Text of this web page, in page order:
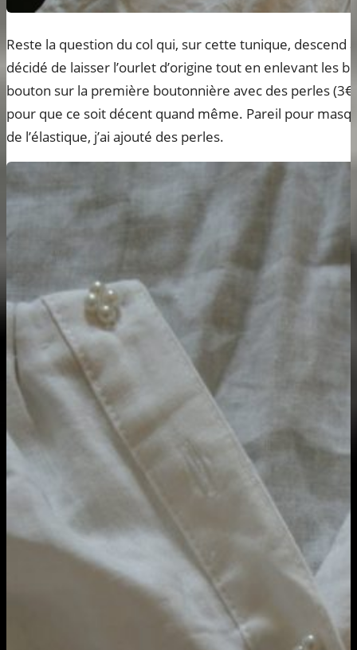
Reste la question du col qui, sur cette tunique, descend
décidé de laisser l’ourlet d’origine tout en enlevant les
bouton sur la première boutonnière avec des perles (3€
pour que ce soit décent quand même. Pareil pour
de l’élastique, j’ai ajouté des perles.